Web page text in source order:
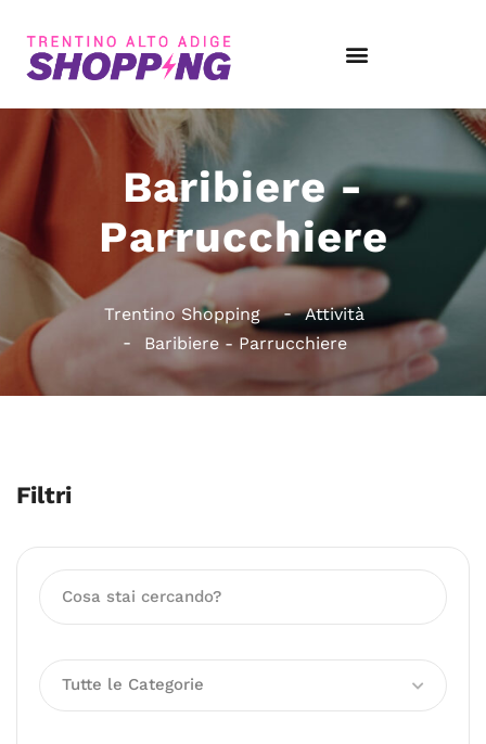
Baribiere -
Parrucchiere
Trentino Shopping
Attività
Baribiere - Parrucchiere
Filtri
Tutte le Categorie